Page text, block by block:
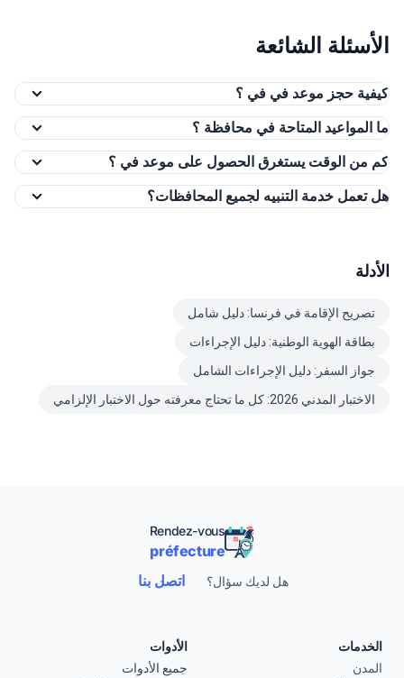
الأسئلة الشائعة
كيفية حجز موعد في في ؟
ما المواعيد المتاحة في محافظة ؟
كم من الوقت يستغرق الحصول على موعد في ؟
هل تعمل خدمة التنبيه لجميع المحافظات؟
الأدلة
تصريح الإقامة في فرنسا: دليل شامل
بطاقة الهوية الوطنية: دليل الإجراءات
جواز السفر: دليل الإجراءات الشامل
الاختبار المدني 2026: كل ما تحتاج معرفته حول الاختبار الإلزامي
Rendez-vous
préfecture
هل لديك سؤال؟ اتصل بنا
الخدمات
المدن
الأدوات
جميع الأدوات